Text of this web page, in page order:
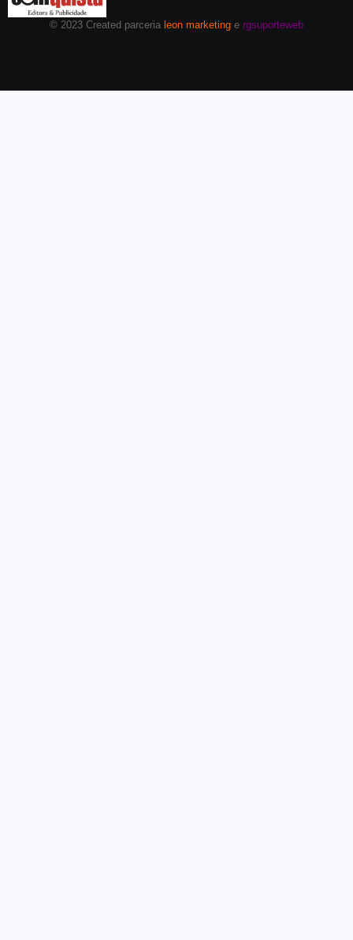
© 2023 Created parceria leon marketing e rgsuporteweb